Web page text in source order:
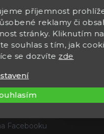
příjemnost
reklamy či
stránky. Kliknutím na
souhlas s tím, jak
se dozvíte zde
Facebooku